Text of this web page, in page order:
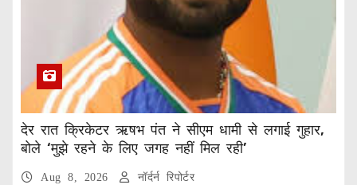
देर रात क्रिकेटर ऋषभ पंत ने सीएम धामी से लगाई गुहार,
बोले ‘मुझे रहने के लिए जगह नहीं मिल रही’
Aug 8, 2026 नॉर्दर्न रिपोर्टर